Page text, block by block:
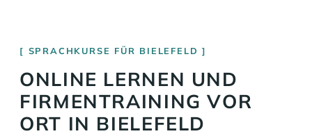
SPRACHKURSE FÜR BIELEFELD
ONLINE LERNEN UND
FIRMENTRAINING VOR
ORT IN BIELEFELD